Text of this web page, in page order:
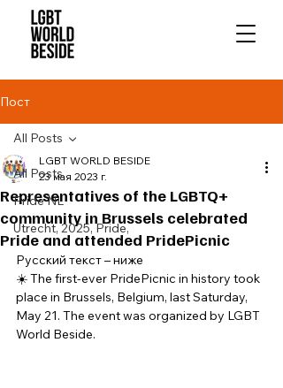
Пост
All Posts
Pride NL
Utrecht, 2025, Pride,
All Posts
Representatives of the LGBTQ+
community in Brussels celebrated
Pride and attended PridePicnic
LGBT WORLD BESIDE
23 мая 2023 г.
Русский текст – ниже
☀️ The first-ever PridePicnic in history took
place in Brussels, Belgium, last Saturday,
May 21. The event was organized by LGBT
World Beside.